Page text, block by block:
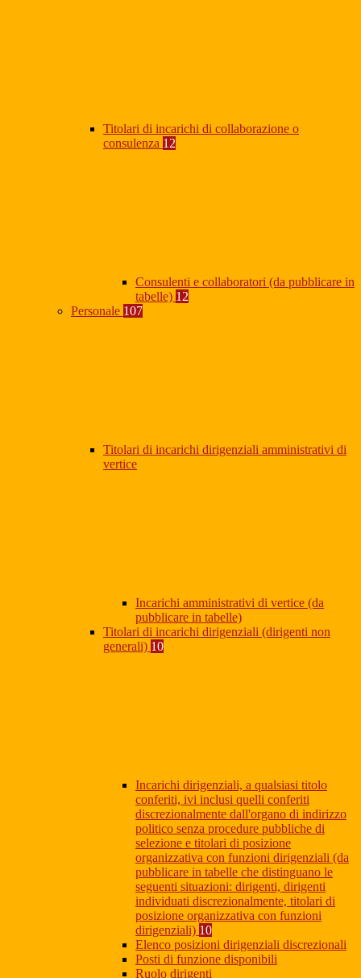
Titolari di incarichi di collaborazione o
consulenza 12
Consulenti e collaboratori (da pubblicare in
tabelle) 12
Personale 107
Titolari di incarichi dirigenziali amministrativi di
vertice
Incarichi amministrativi di vertice (da
pubblicare in tabelle)
Titolari di incarichi dirigenziali (dirigenti non
generali) 10
Incarichi dirigenziali, a qualsiasi titolo
conferiti, ivi inclusi quelli conferiti
discrezionalmente dall'organo di indirizzo
politico senza procedure pubbliche di
selezione e titolari di posizione
organizzativa con funzioni dirigenziali (da
pubblicare in tabelle che distinguano le
seguenti situazioni: dirigenti, dirigenti
individuati discrezionalmente, titolari di
posizione organizzativa con funzioni
dirigenziali) 10
Elenco posizioni dirigenziali discrezionali
Posti di funzione disponibili
Ruolo dirigenti